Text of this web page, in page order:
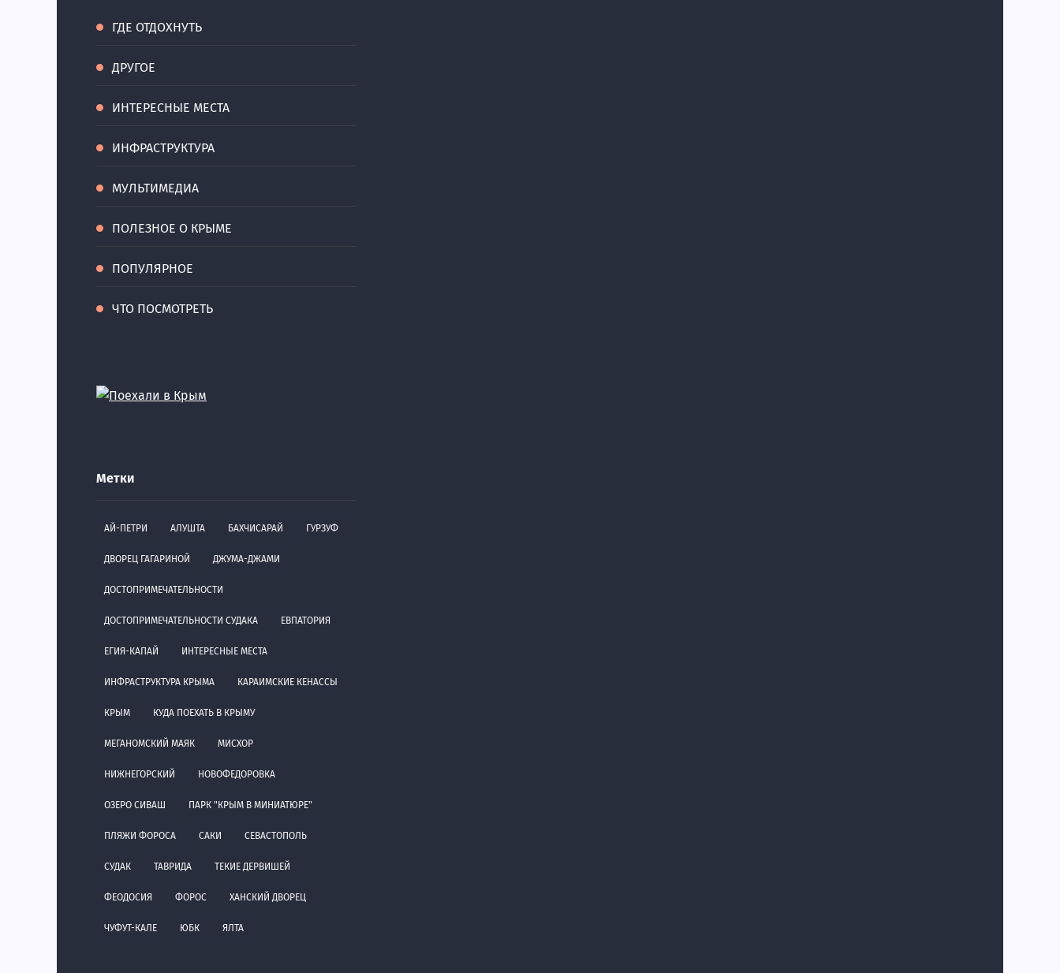
ГДЕ ОТДОХНУТЬ
ДРУГОЕ
ИНТЕРЕСНЫЕ МЕСТА
ИНФРАСТРУКТУРА
МУЛЬТИМЕДИА
ПОЛЕЗНОЕ О КРЫМЕ
ПОПУЛЯРНОЕ
ЧТО ПОСМОТРЕТЬ
Метки
АЙ-ПЕТРИ АЛУШТА БАХЧИСАРАЙ ГУРЗУФ
ДВОРЕЦ ГАГАРИНОЙ ДЖУМА-ДЖАМИ
ДОСТОПРИМЕЧАТЕЛЬНОСТИ
ДОСТОПРИМЕЧАТЕЛЬНОСТИ СУДАКА ЕВПАТОРИЯ
ЕГИЯ-КАПАЙ ИНТЕРЕСНЫЕ МЕСТА
ИНФРАСТРУКТУРА КРЫМА КАРАИМСКИЕ КЕНАССЫ
КРЫМ КУДА ПОЕХАТЬ В КРЫМУ
МЕГАНОМСКИЙ МАЯК МИСХОР
НИЖНЕГОРСКИЙ НОВОФЕДОРОВКА
ОЗЕРО СИВАШ ПАРК "КРЫМ В МИНИАТЮРЕ"
ПЛЯЖИ ФОРОСА САКИ СЕВАСТОПОЛЬ
СУДАК ТАВРИДА ТЕКИЕ ДЕРВИШЕЙ
ФЕОДОСИЯ ФОРОС ХАНСКИЙ ДВОРЕЦ
ЧУФУТ-КАЛЕ ЮБК ЯЛТА